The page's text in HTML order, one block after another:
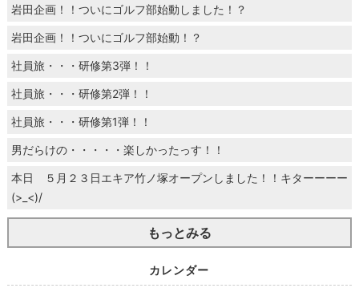
岩田企画！！ついにゴルフ部始動しました！？
岩田企画！！ついにゴルフ部始動！？
社員旅・・・研修第3弾！！
社員旅・・・研修第2弾！！
社員旅・・・研修第1弾！！
男だらけの・・・・・楽しかったっす！！
本日 ５月２３日エキア竹ノ塚オープンしました！！キターーーー
(>_<)/
もっとみる
カレンダー